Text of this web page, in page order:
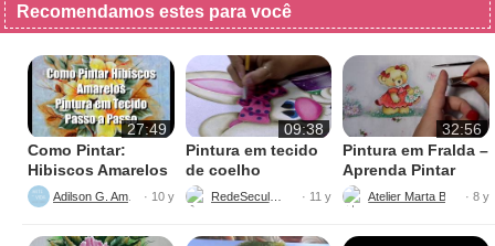
Recomendamos estes para você
27:49
Como Pintar:
Hibiscos Amarelos
· 10 y
09:38
Pintura em tecido
de coelho
RedeSeculo21 · 11 y
32:56
Pintura em Fralda –
Aprenda Pintar
Ursinha
Atelier Marta Beatriz· 8 y